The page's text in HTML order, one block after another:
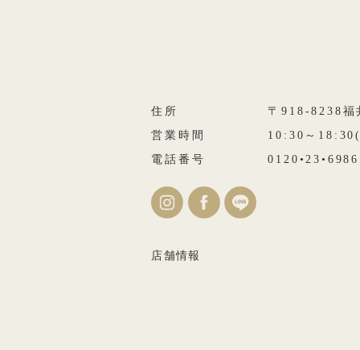
住所
〒918-8238福
営業時間
10:30～
電話番号
0120•23•6986
店舗情報